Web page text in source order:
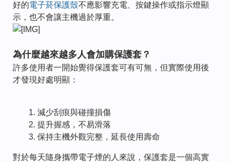
好的電子菸保護殼不應影響充電、按鍵操作或指示燈顯
示，也不會讓主機過於厚重。
為什麼越來越多人會加購保護套？
許多使用者一開始覺得保護套可有可無，但實際使用後
才發現好處明顯：
減少刮痕與碰撞損傷
提升握感，不易滑落
保持主機外觀完整，延長使用壽命
對於每天隨身攜帶電子煙的人來說，保護套是一個高實